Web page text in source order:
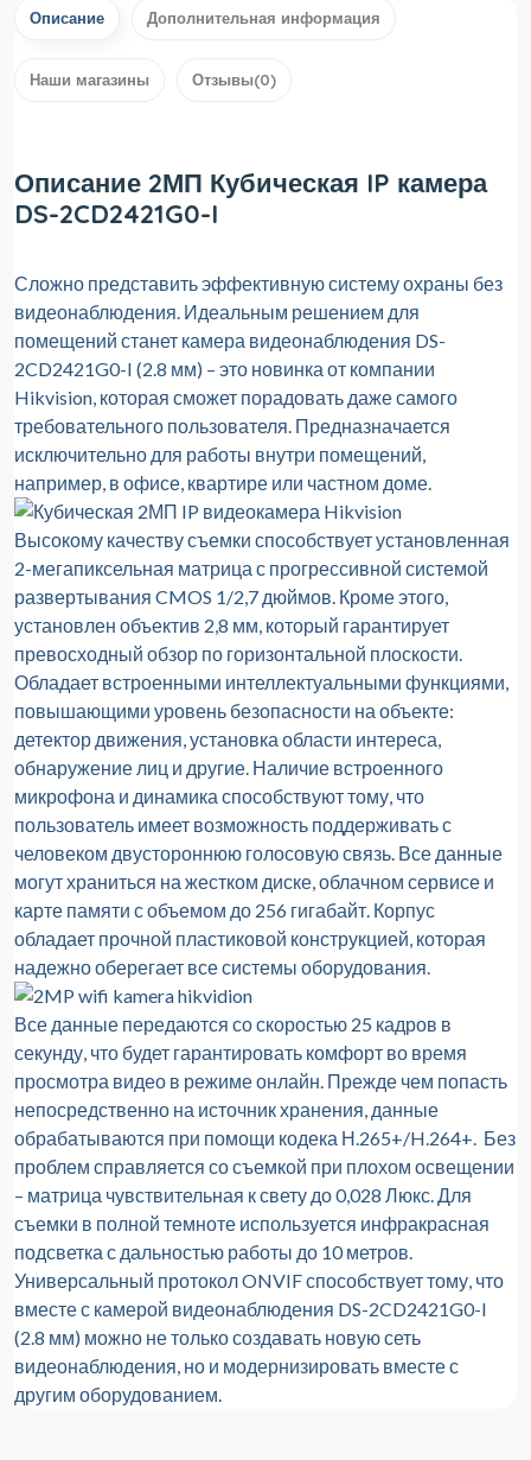
Описание Дополнительная информация
Наши магазины Отзывы(0)
Описание 2МП Кубическая IP камера
DS-2CD2421G0-I
Сложно представить эффективную систему охраны без
видеонаблюдения. Идеальным решением для
помещений станет камера видеонаблюдения DS-
2CD2421G0-I (2.8 мм) – это новинка от компании
Hikvision, которая сможет порадовать даже самого
требовательного пользователя. Предназначается
исключительно для работы внутри помещений,
например, в офисе, квартире или частном доме.
Высокому качеству съемки способствует установленная
2-мегапиксельная матрица с прогрессивной системой
развертывания CMOS 1/2,7 дюймов. Кроме этого,
установлен объектив 2,8 мм, который гарантирует
превосходный обзор по горизонтальной плоскости.
Обладает встроенными интеллектуальными функциями,
повышающими уровень безопасности на объекте:
детектор движения, установка области интереса,
обнаружение лиц и другие. Наличие встроенного
микрофона и динамика способствуют тому, что
пользователь имеет возможность поддерживать с
человеком двустороннюю голосовую связь. Все данные
могут храниться на жестком диске, облачном сервисе и
карте памяти с объемом до 256 гигабайт. Корпус
обладает прочной пластиковой конструкцией, которая
надежно оберегает все системы оборудования.
Все данные передаются со скоростью 25 кадров в
секунду, что будет гарантировать комфорт во время
просмотра видео в режиме онлайн. Прежде чем попасть
непосредственно на источник хранения, данные
обрабатываются при помощи кодека Н.265+/H.264+. Без
проблем справляется со съемкой при плохом освещении
– матрица чувствительная к свету до 0,028 Люкс. Для
съемки в полной темноте используется инфракрасная
подсветка с дальностью работы до 10 метров.
Универсальный протокол ONVIF способствует тому, что
вместе с камерой видеонаблюдения DS-2CD2421G0-I
(2.8 мм) можно не только создавать новую сеть
видеонаблюдения, но и модернизировать вместе с
другим оборудованием.